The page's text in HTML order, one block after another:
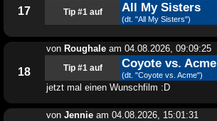
17 Tip #1 auf All My Sisters
(dt. "All My Sisters")
18
von Roughale am 04.08.2026, 09:09:25
Tip #1 auf Coyote vs. Acme
(dt. "Coyote vs. Acme")
jetzt mal einen Wunschfilm :D
von Jennie am 04.08.2026, 15:01:31